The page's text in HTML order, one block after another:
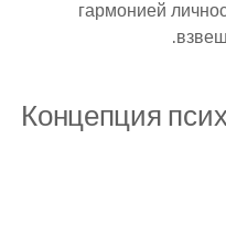
гармонией
Концепция